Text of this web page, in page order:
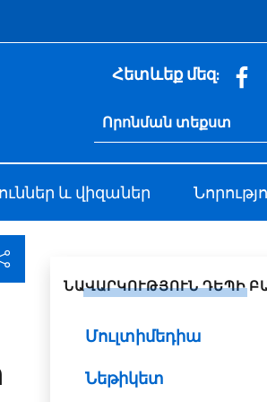
Հետևեք մեզ:
Ricerca
Որոնում կայքում
և վիզաներ
ՆԱՎԱՐԿՈՒԹՅՈՒՆ ԴԵՊԻ
Մուլտիմեդիա
Նեթիկետ